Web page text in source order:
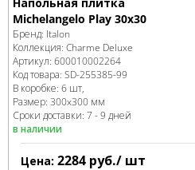
Michelangelo Play 30x30
Бренд: Italon
Коллекция: Charme Deluxe
Артикул: 600010002264
Код товара: SD-255385-99
В коробке: 6 шт,
Размер: 300x300 мм
Сроки доставки: 7 - 9 дней
в наличии
Цена: 2284 руб./ шт